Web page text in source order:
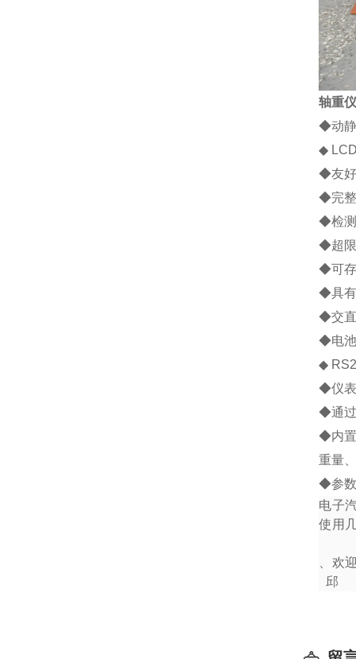
轴重
◆动
◆
◆友
◆完
◆检
◆超
◆可
◆具
◆交
◆电
◆
◆仪
◆通
◆内
重量
◆参
电子
使用
、欢
邱